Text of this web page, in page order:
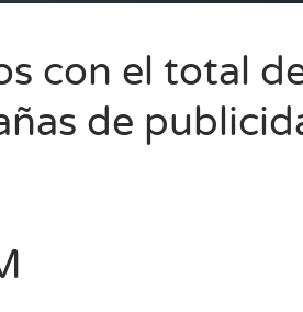
con el total
de